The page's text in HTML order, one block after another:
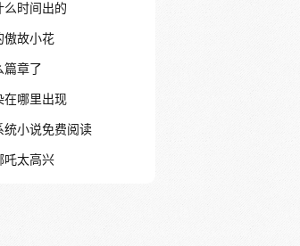
么时间出的
傲故小花
篇章了
在哪里出现
统小说免费阅读
吒太高兴